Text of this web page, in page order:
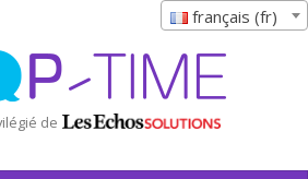
de
français (fr)